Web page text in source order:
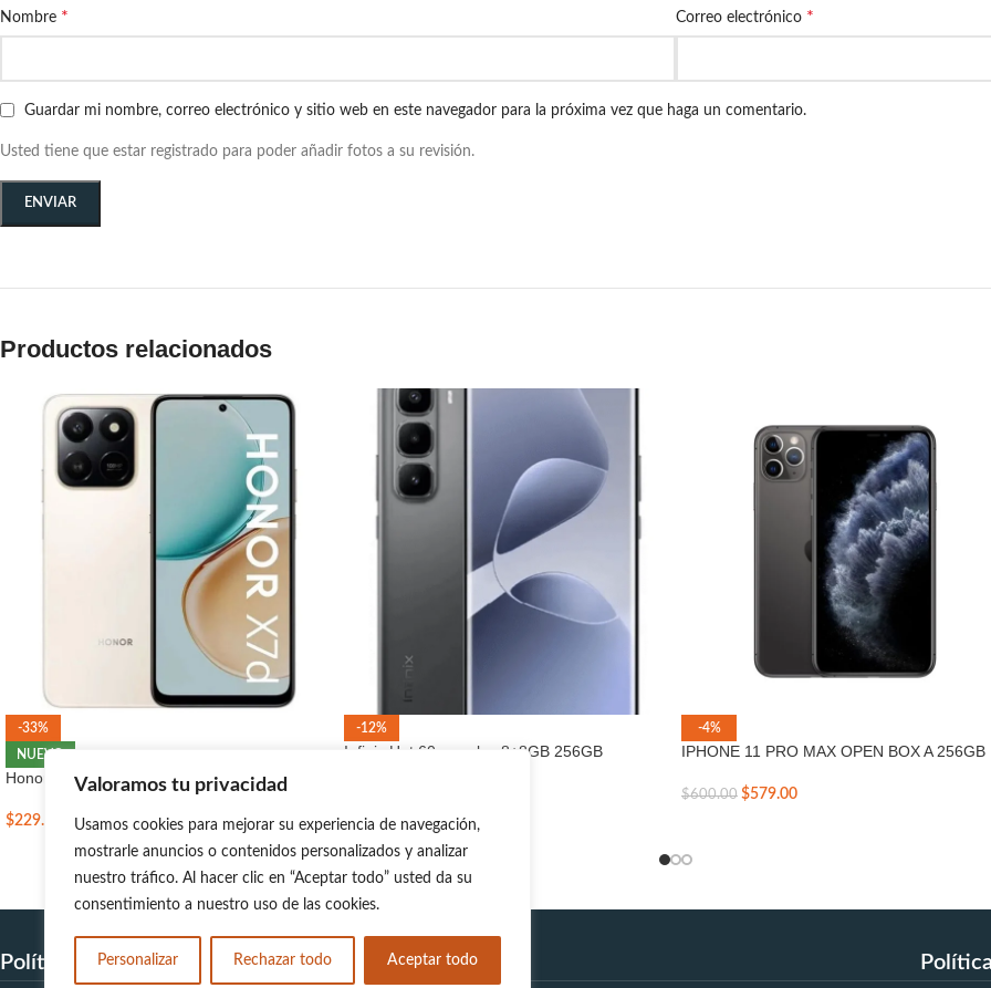
Valoramos tu privacidad
Usamos cookies para mejorar su experiencia de navegación,
mostrarle anuncios o contenidos personalizados y analizar
nuestro tráfico. Al hacer clic en “Aceptar todo” usted da su
consentimiento a nuestro uso de las cookies.
Personalizar Rechazar todo Aceptar todo
Nombre * Correo electrónico *
Guardar mi nombre, correo electrónico y sitio web en este navegador para la próxima vez que haga un comentario.
Usted tiene que estar registrado para poder añadir fotos a su revisión.
Productos relacionados
-33%
NUEVO
Honor X7d Ram 6+6GB/ 256GB
$229.00
-12%
Infinix Hot 60 pro plus 8+8GB 256GB
-4%
IPHONE 11 PRO MAX OPEN BOX A 256GB
$600.00 $579.00
Políticas de Devolución